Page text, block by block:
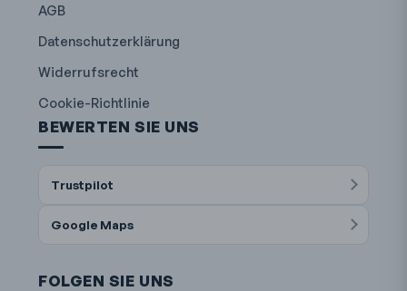
AGB
Datenschutzerklärung
Widerrufsrecht
Cookie-Richtlinie
BEWERTEN SIE UNS
Trustpilot
Google Maps
FOLGEN SIE UNS